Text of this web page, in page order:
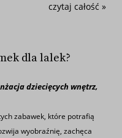
czytaj całość »
dla lalek?
dziecięcych wnętrz,
zabawek, które potrafią
wyobraźnię, zachęca